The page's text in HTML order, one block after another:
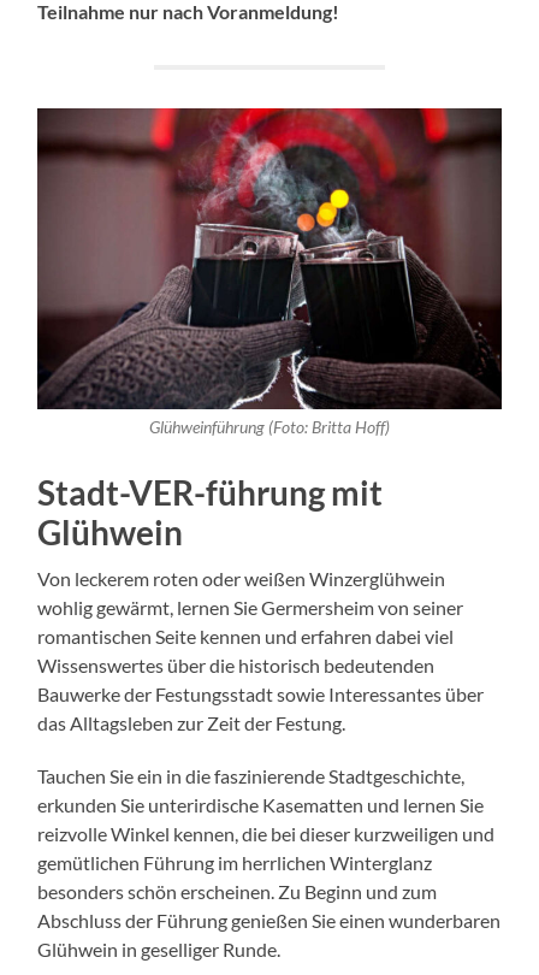
Teilnahme nur nach Voranmeldung!
Glühweinführung (Foto: Britta Hoff)
Stadt-VER-führung mit
Glühwein
Von leckerem roten oder weißen Winzerglühwein
wohlig gewärmt, lernen Sie Germersheim von seiner
romantischen Seite kennen und erfahren dabei viel
Wissenswertes über die historisch bedeutenden
Bauwerke der Festungsstadt sowie Interessantes über
das Alltagsleben zur Zeit der Festung.
Tauchen Sie ein in die faszinierende Stadtgeschichte,
erkunden Sie unterirdische Kasematten und lernen Sie
reizvolle Winkel kennen, die bei dieser kurzweiligen und
gemütlichen Führung im herrlichen Winterglanz
besonders schön erscheinen. Zu Beginn und zum
Abschluss der Führung genießen Sie einen wunderbaren
Glühwein in geselliger Runde.